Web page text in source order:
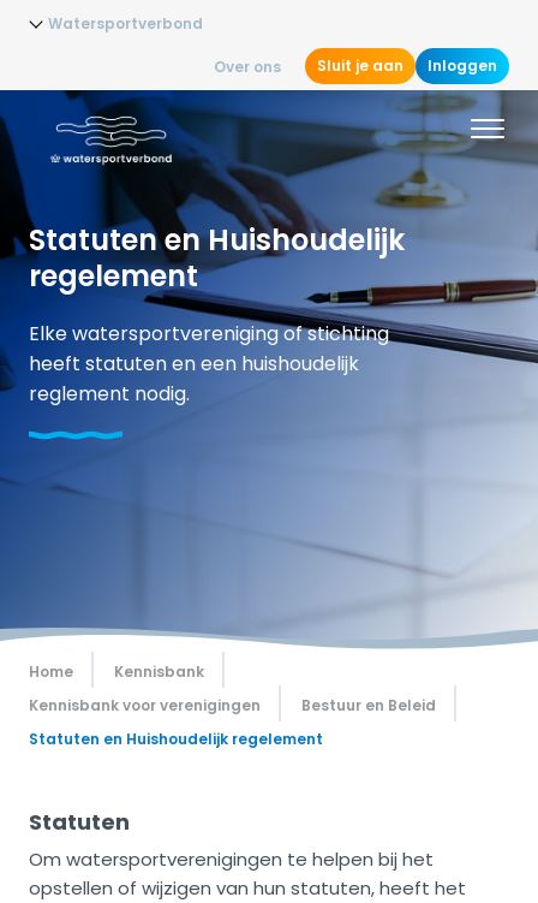
Watersportverbond
Over ons Sluit je aan Inloggen
Statuten en Huishoudelijk
regelement
Elke watersportvereniging of stichting
heeft statuten en een huishoudelijk
reglement nodig.
Home
Kennisbank
Kennisbank voor verenigingen
Bestuur en Beleid
Statuten en Huishoudelijk regelement
Statuten
Om watersportverenigingen te helpen bij het
opstellen of wijzigen van hun statuten, heeft het